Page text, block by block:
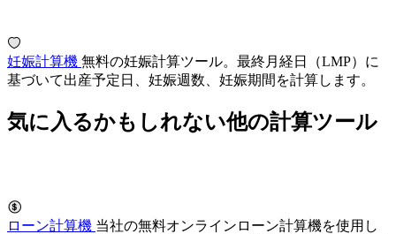
妊娠計算機 無料の妊娠計算ツール。最終月経日（LMP）に
基づいて出産予定日、妊娠週数、妊娠期間を計算します。
気に入るかもしれない他の計算ツール
ローン計算機 当社の無料オンラインローン計算機を使用し